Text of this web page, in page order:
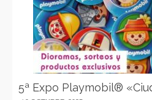
5ª Expo Playmobil®